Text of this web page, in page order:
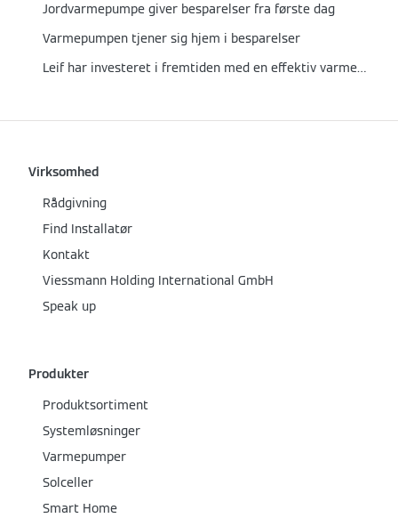
Jordvarmepumpe giver besparelser fra første dag
Varmepumpen tjener sig hjem i besparelser
Leif har investeret i fremtiden med en effektiv varmepumpe
Virksomhed
Rådgivning
Find Installatør
Kontakt
Viessmann Holding International GmbH
Speak up
Produkter
Produktsortiment
Systemløsninger
Varmepumper
Solceller
Smart Home